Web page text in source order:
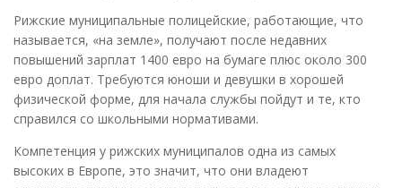
Рижские муниципальные полицейские, работающие, что
называется, «на земле», получают после недавних
повышений зарплат 1400 евро на бумаге плюс около 300
евро доплат. Требуются юноши и девушки в хорошей
физической форме, для начала службы пойдут и те, кто
справился со школьными нормативами.
Компетенция у рижских муниципалов одна из самых
высоких в Европе, это значит, что они владеют